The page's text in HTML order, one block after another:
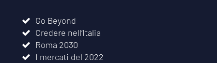
Go Beyond
Credere nell’Italia
Roma 2030
I mercati del 2022